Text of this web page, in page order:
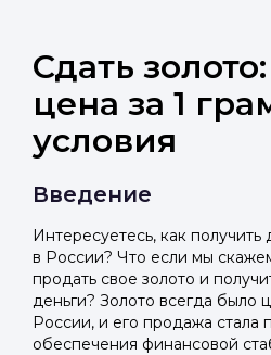
Сдать
цена за 1
условия
Введение
Интересуетесь, как
в России? Что если мы
продать свое золото и
деньги? Золото всегда было
России, и его продажа стала
обеспечения финансовой